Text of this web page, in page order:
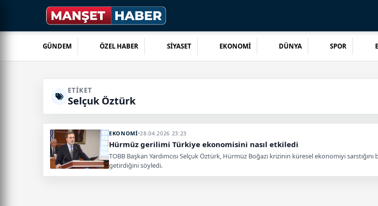
GÜNDEM ÖZEL HABER SİYASET EKONOMİ DÜNYA SPOR
ETIKET
Selçuk Öztürk
EKONOMİ•28.04.2026 23:23
Hürmüz gerilimi Türkiye ekonomisini nasıl etkiledi
TOBB Başkan Yardımcısı Selçuk Öztürk, Hürmüz Boğazı krizinin küresel ekonomiyi
getirdiğini söyledi.